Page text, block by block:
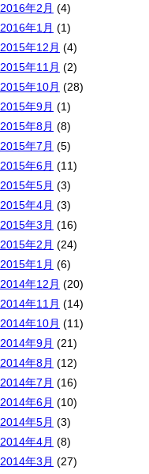
2016年2月 (4)
2016年1月 (1)
2015年12月 (4)
2015年11月 (2)
2015年10月 (28)
2015年9月 (1)
2015年8月 (8)
2015年7月 (5)
2015年6月 (11)
2015年5月 (3)
2015年4月 (3)
2015年3月 (16)
2015年2月 (24)
2015年1月 (6)
2014年12月 (20)
2014年11月 (14)
2014年10月 (11)
2014年9月 (21)
2014年8月 (12)
2014年7月 (16)
2014年6月 (10)
2014年5月 (3)
2014年4月 (8)
2014年3月 (27)